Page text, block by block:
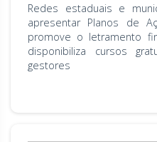
Redes estaduais e
apresentar Planos de
promove o letramento
disponibiliza cursos
gestores